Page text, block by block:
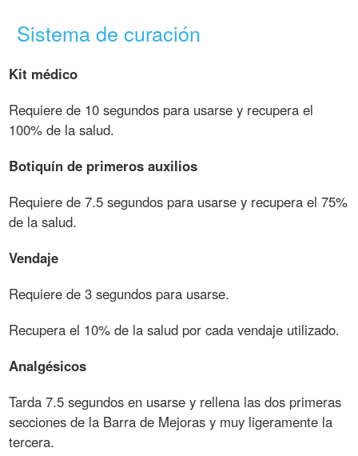
Sistema de curación
Kit médico
Requiere de 10 segundos para usarse y recupera el
100% de la salud.
Botiquín de primeros auxilios
Requiere de 7.5 segundos para usarse y recupera el 75%
de la salud.
Vendaje
Requiere de 3 segundos para usarse.
Recupera el 10% de la salud por cada vendaje utilizado.
Analgésicos
Tarda 7.5 segundos en usarse y rellena las dos primeras
secciones de la Barra de Mejoras y muy ligeramente la
tercera.